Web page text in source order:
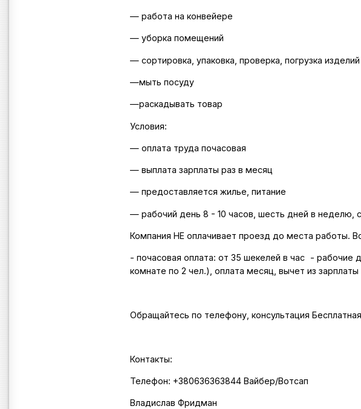
— работа на конвейере
— уборка помещений
— сортировка, упаковка, проверка, погрузка изделий
—мыть посуду
—раскадывать товар
Условия:
— оплата труда почасовая
— выплата зарплаты раз в месяц
— предоставляется жилье, питание
— рабочий день 8 - 10 часов, шесть дней в неделю,
Компания НЕ оплачивает проезд до места работы.
- почасовая оплата: от 35 шекелей в час -
комнате по 2 чел.), оплата месяц, вычет из зарплаты
Обращайтесь по телефону, консультация
Контакты:
Телефон: +380636363844 Вайбер/Вотсап
Владислав Фридман